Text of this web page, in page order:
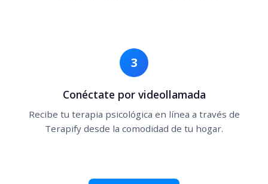
3
Conéctate por videollamada
Recibe tu terapia psicológica en línea a través de
Terapify desde la comodidad de tu hogar.